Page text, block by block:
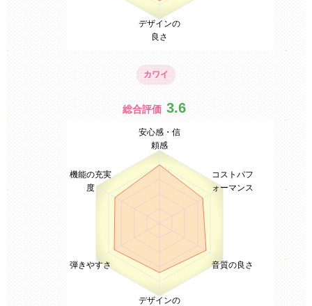
デザインの
良さ
カワイ
総合評価 3.6
安心感・信
頼感
コストパフ
ォーマンス
音質の良さ
デザインの
弾きやすさ
機能の充実
度